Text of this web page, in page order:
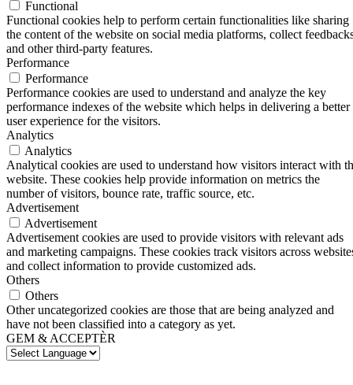
Functional
Functional cookies help to perform certain functionalities like sharing
the content of the website on social media platforms, collect
and other third-party features.
Performance
Performance
Performance cookies are used to understand and analyze the key
performance indexes of the website which helps in delivering a better
user experience for the visitors.
Analytics
Analytics
Analytical cookies are used to understand how visitors interact with
website. These cookies help provide information on metrics the
number of visitors, bounce rate, traffic source, etc.
Advertisement
Advertisement
Advertisement cookies are used to provide visitors with relevant ads
and marketing campaigns. These cookies track visitors across
and collect information to provide customized ads.
Others
Others
Other uncategorized cookies are those that are being analyzed and
have not been classified into a category as yet.
GEM & ACCEPTÈR